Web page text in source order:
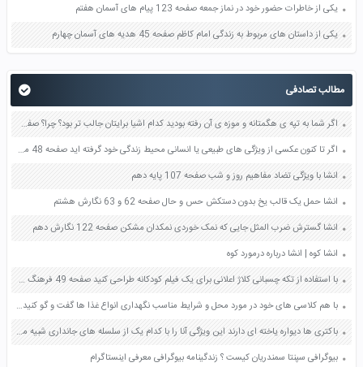
یکی از خاطرات حضور خود در نماز جمعه صفحه 123 پیام های آسمان هفتم
یکی از داستان های مربوط به زندگی امام کاظم صفحه 45 هدیه های آسمان چهارم
مطالب تصادفی
اگر شما به تپه ی هگمتانه و موزه ی آن رفته بودید کدام اشیا برایتان جالب تر بود؟ چرا؟ صفحه 50 مطالعات اجتماعی چهارم
اگر تا کنون عکسی از ویژگی های طبیعی یا انسانی محیط زندگی خود گرفته اید صفحه 48 مطالعات اجتماعی هفتم
انشا با ویژگی تضاد مفاهیم روز و شب صفحه 107 پایه دهم
انشا حمل یک قالب یخ بدون دستکش حس و حال صفحه 62 و 63 نگارش هشتم
انشا گسترش ضرب المثل جایی که نمک خوردی نمکدان مشکن صفحه 122 نگارش دهم
انشا کوه | انشا درباره درمورد کوه
با استفاده از تکه چسبانی کلاژ اعلانی برای یک فیلم کودکانه طراحی کنید صفحه 49 فرهنگ و هنر نهم
با هم کلاسی های خود در مورد محل و شرایط مناسب نگهداری انواع غذا ها گفت و گو کنید صفحه 17 علوم سوم
باکتری ها دیواره یاخته ای دارند این ویژگی آنا را با کدام یک از سلسله های جانداری شبیه می کند صفحه 118 علوم نهم
بیوگرافی سپنتا سمندریان کیست ؟ زندگینامه بیوگرافی معرفی اینستاگرام